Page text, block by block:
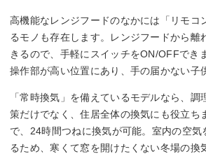
高機能なレンジフードのなかには「リモコ
るモノも存在します。レンジフードから離
きるので、手軽にスイッチをON/OFFでき
操作部が高い位置にあり、手の届かない子
「常時換気」を備えているモデルなら、
策だけでなく、住居全体の換気にも役立ち
で、24時間つねに換気が可能。室内の空気
るため、寒くて窓を開けたくない冬場の換